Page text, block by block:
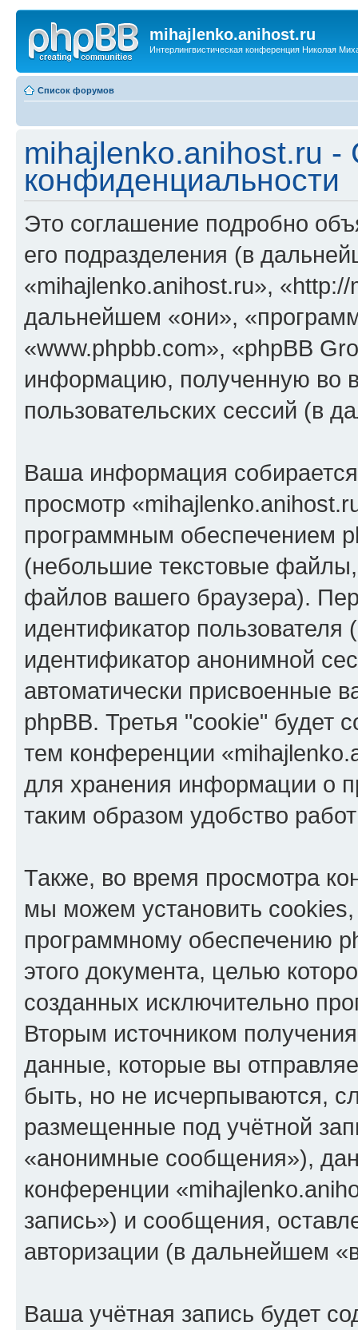
mihajlenko.anihost.ru
Интерлингвистическая конференция Николая
Список форумов
mihajlenko.anihost.ru -
конфиденциальности
Это соглашение подробно
его подразделения (в
«mihajlenko.anihost.ru»,
дальнейшем «они»,
«www.phpbb.com», «phpBB
информацию, полученную во
пользовательских сессий (в
Ваша информация
просмотр
программным обеспечением
(небольшие текстовые
файлов вашего браузера).
идентификатор
идентификатор анонимной
автоматически присвоенные
phpBB. Третья "cookie" будет
тем конференции
для хранения информации о
таким образом удобство
Также, во время просмотра
мы можем установить
программному обеспечению
этого документа, целью
созданных исключительно
Вторым источником
данные, которые вы
быть, но не исчерпываются,
размещенные под учётной
«анонимные сообщения»),
конференции
запись») и сообщения,
авторизации (в дальнейшем
Ваша учётная запись будет